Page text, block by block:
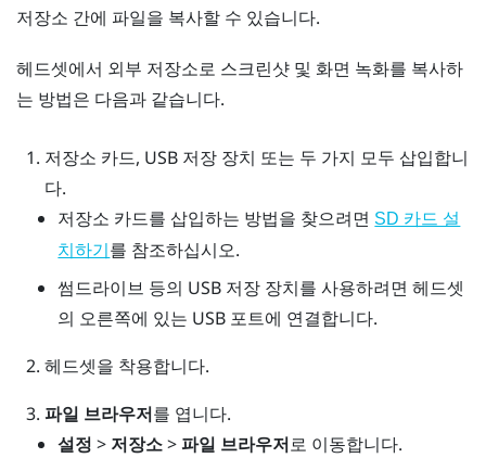
저장소 간에 파일을 복사할 수 있습니다.
헤드셋에서 외부 저장소로 스크린샷 및 화면 녹화를 복사하
는 방법은 다음과 같습니다.
저장소 카드, USB 저장 장치 또는 두 가지 모두 삽입합니
다.
저장소 카드를 삽입하는 방법을 찾으려면 SD 카드 설
치하기 를 참조하십시오.
썸드라이브 등의 USB 저장 장치를 사용하려면 헤드셋
의 오른쪽에 있는 USB 포트에 연결합니다.
헤드셋을 착용합니다.
파일 브라우저를 엽니다.
설정 > 저장소>파일 브라우저로 이동합니다.